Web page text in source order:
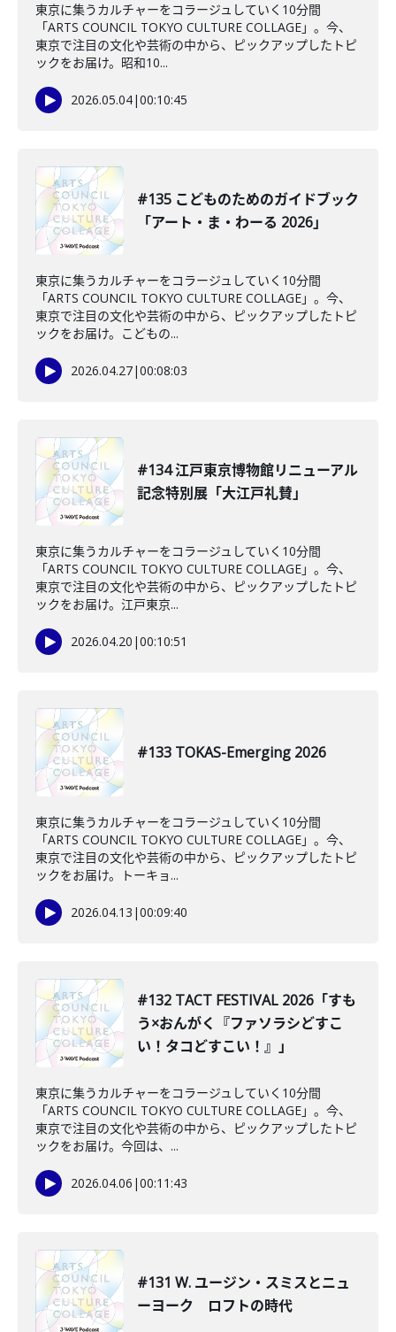
東京に集うカルチャーをコラージュしていく10分間
「ARTS COUNCIL TOKYO CULTURE COLLAGE」。今、
東京で注目の文化や芸術の中から、ピックアップしたトピ
ックをお届け。昭和10...
2026.05.04|00:10:45
#135 こどものためのガイドブック
「アート・ま・わーる 2026」
東京に集うカルチャーをコラージュしていく10分間
「ARTS COUNCIL TOKYO CULTURE COLLAGE」。今、
東京で注目の文化や芸術の中から、ピックアップしたトピ
ックをお届け。こどもの...
2026.04.27|00:08:03
#134 江戸東京博物館リニューアル
記念特別展「大江戸礼賛」
東京に集うカルチャーをコラージュしていく10分間
「ARTS COUNCIL TOKYO CULTURE COLLAGE」。今、
東京で注目の文化や芸術の中から、ピックアップしたトピ
ックをお届け。江戸東京...
2026.04.20 |00:10:51
#133 TOKAS-Emerging 2026
東京に集うカルチャーをコラージュしていく10分間
「ARTS COUNCIL TOKYO CULTURE COLLAGE」。今、
東京で注目の文化や芸術の中から、ピックアップしたトピ
ックをお届け。トーキョ...
2026.04.13 |00:09:40
#132 TACT FESTIVAL 2026「すも
う×おんがく『ファソラシどすこ
い！タコどすこい！』」
東京に集うカルチャーをコラージュしていく10分間
「ARTS COUNCIL TOKYO CULTURE COLLAGE」。今、
東京で注目の文化や芸術の中から、ピックアップしたトピ
ックをお届け。今回は、...
2026.04.06 |00:11:43
#131 W. ユージン・スミスとニュ
ーヨーク ロフトの時代